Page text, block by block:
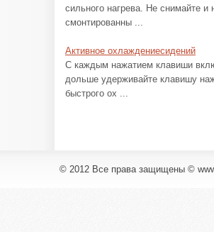
сильного нагрева. Не снимайте и
смонтированны ...
Активное охлаждениесидений
С каждым нажатием клавиши
дольше удерживайте клавишу
быстрого ох ...
© 2012 Все права защищены ©